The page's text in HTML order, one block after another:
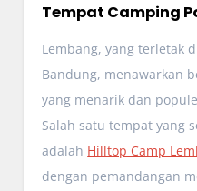
Tempat Camping
Lembang, yang terletak
Bandung, menawarkan
yang menarik dan
Salah satu tempat yang
adalah Hilltop Camp
dengan pemandangan